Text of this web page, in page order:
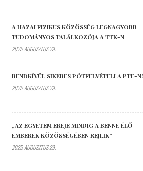
A HAZAI FIZIKUS KÖZÖSSÉG LEGNAGYOBB
TUDOMÁNYOS TALÁLKOZÓJA A TTK-N
2025. AUGUSZTUS 29.
RENDKÍVÜL SIKERES PÓTFELVÉTELI A PTE-N!
2025. AUGUSZTUS 29.
„AZ EGYETEM EREJE MINDIG A BENNE ÉLŐ
EMBEREK KÖZÖSSÉGÉBEN REJLIK”
2025. AUGUSZTUS 29.